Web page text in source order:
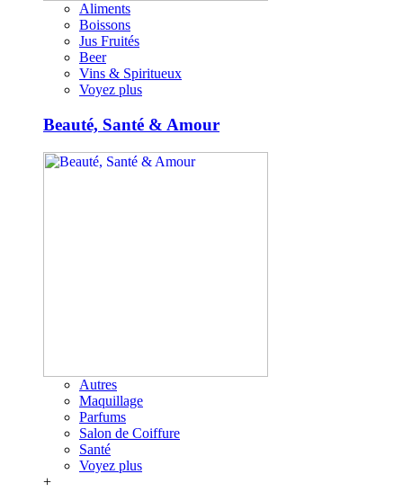
Aliments
Boissons
Jus Fruités
Beer
Vins & Spiritueux
Voyez plus
Beauté, Santé & Amour
Autres
Maquillage
Parfums
Salon de Coiffure
Santé
Voyez plus
+